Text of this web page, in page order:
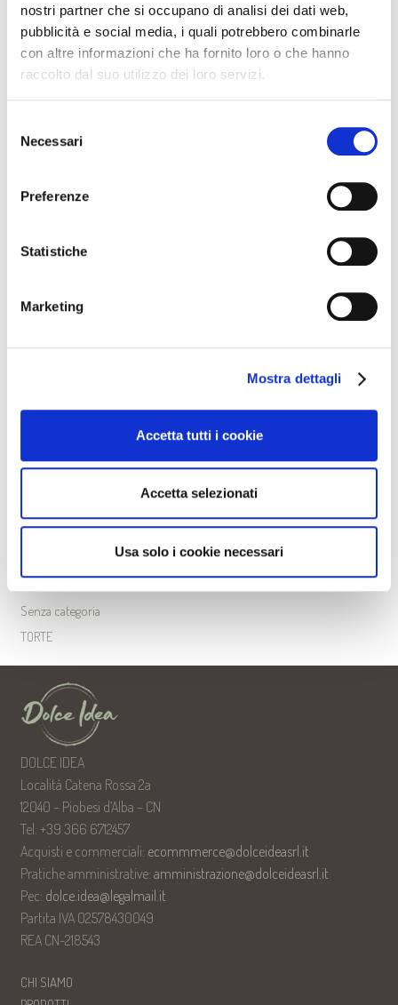
nostri partner che si occupano di analisi dei dati web,
pubblicità e social media, i quali potrebbero combinarle
con altre informazioni che ha fornito loro o che hanno
raccolto dal suo utilizzo dei loro servizi.
delNecessari
Preferenze
Statistiche
Marketing
Mostra dettagli
Accetta tutti i cookie
Accetta selezionati
Usa solo i cookie necessari
12040 – PIOBESI D’ALBA
ORARIO dalle 14:30
archivio corsi
CARNEVALE
novità
PASTICCERIA
promozioni
Senza categoria
TORTE
DOLCE IDEA
Località Catena Rossa 2a
12040 – Piobesi d’Alba – CN
Tel. +39 366 6712457
Acquisti e commerciali: ecommmerce@dolceideasrl.it
Pratiche amministrative: amministrazione@dolceideasrl.it
Pec: dolce.idea@legalmail.it
Partita IVA 02578430049
REA CN-218543
CHI SIAMO